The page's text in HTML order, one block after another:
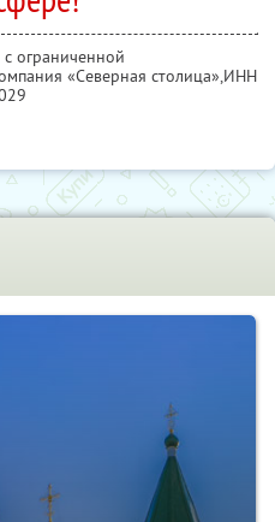
с ограниченной
«Северная столица»,ИНН